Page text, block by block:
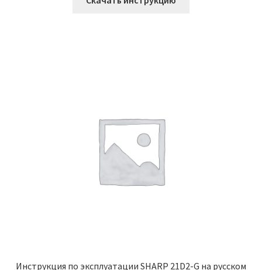
Инструкция по эксплуатации SHARP 21D2-G на русском